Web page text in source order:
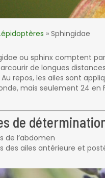
» Sphingidae
ou sphinx comptent
de longues
Au repos, les ailes sont
mais seulement 24 en
de
de l’abdomen
des ailes antérieure et